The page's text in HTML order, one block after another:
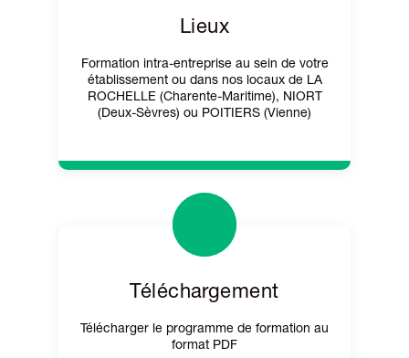
Lieux
Formation intra-entreprise au sein de votre
établissement ou dans nos locaux de LA
ROCHELLE (Charente-Maritime), NIORT
(Deux-Sèvres) ou POITIERS (Vienne)
Téléchargement
Télécharger le programme de formation au
format PDF